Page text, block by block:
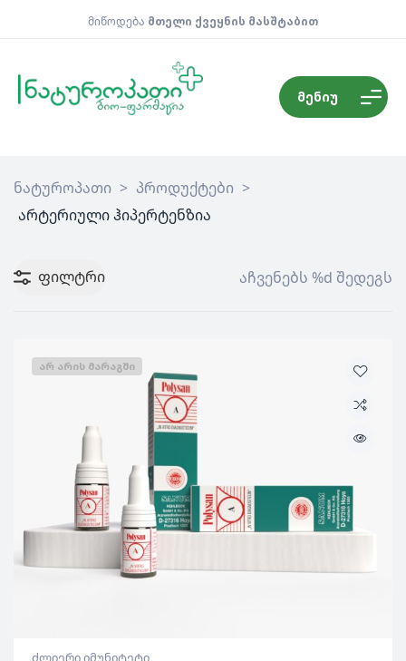
მიწოდება მთელი ქვეყნის მასშტაბით
მენიუ
ნატუროპათი > პროდუქტები >
არტერიული ჰიპერტენზია
ფილტრი აჩვენებს %d შედეგს
ᲐᲠ ᲐᲠᲘᲡ ᲛᲐᲠᲐᲒᲨᲘ
ძლიერი იმუნიტეტი